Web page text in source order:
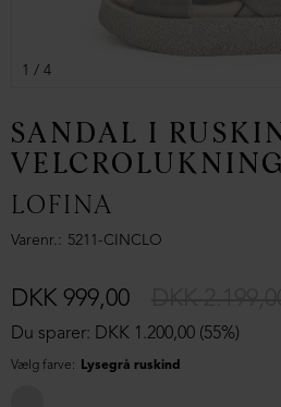
1 / 4
SANDAL I
VELCROLUKNING
LOFINA
Varenr. 5211-CINCLO
Du sparer: DKK 1.200,00 (55%)
DKK 999,00
Vælg farve: Lysegrå ruskind